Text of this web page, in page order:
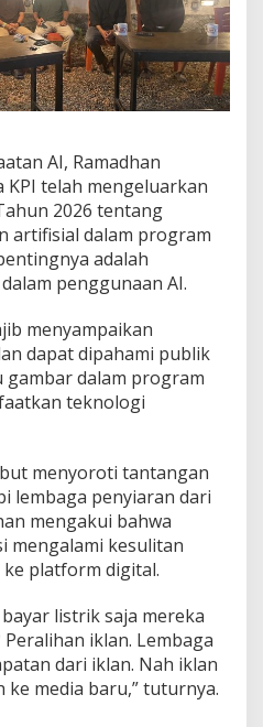
AI, Ramadhan
telah mengeluarkan
2026 tentang
artifisial dalam program
adalah
penggunaan AI.
menyampaikan
dapat dipahami publik
dalam program
teknologi
menyoroti tantangan
lembaga penyiaran dari
mengakui bahwa
mengalami kesulitan
platform digital.
listrik saja mereka
iklan. Lembaga
dari iklan. Nah iklan
media baru,” tuturnya.